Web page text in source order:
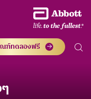
ฑ์ทดลองฟรี